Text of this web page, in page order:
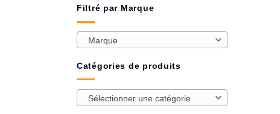
Filtré par Marque
Marque
Catégories de produits
Sélectionner une catégorie